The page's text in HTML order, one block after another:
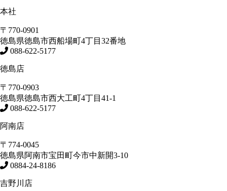
本社
〒770-0901
徳島県徳島市西船場町4丁目32番地
088-622-5177
徳島店
〒770-0903
徳島県徳島市西大工町4丁目41-1
088-622-5177
阿南店
〒774-0045
徳島県阿南市宝田町今市中新開3-10
0884-24-8186
吉野川店